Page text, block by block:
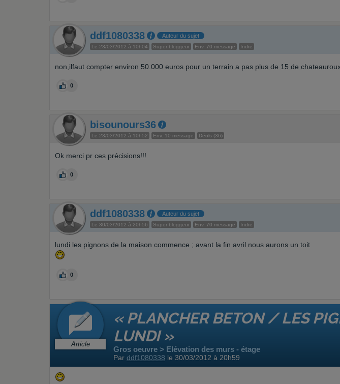
ddf1080338 Auteur du sujet
Le 23/03/2012 à 10h04 Super bloggeur Env. 70 message Indre
non,ilfaut compter environ 50.000 euros pour un terrain a pas plus de 15 de
0
bisounours36
Le 23/03/2012 à 10h52 Env. 10 message Déols (36)
Ok merci pr ces précisions!!!
0
ddf1080338 Auteur du sujet
Le 30/03/2012 à 20h56 Super bloggeur Env. 70 message Indre
lundi les pignons de la maison commence ; avant la fin avril nous aurons un toit
0
Article
« PLANCHER BETON / LES
LUNDI »
Gros oeuvre > Elévation des murs - étage
Par ddf1080338 le 30/03/2012 à 20h59